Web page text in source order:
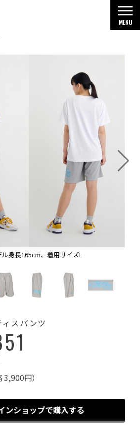
MENU
身長165cm、着用サイズL
スパンツ
3,900円）
ンショップで購入する